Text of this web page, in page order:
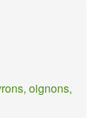
oignons,